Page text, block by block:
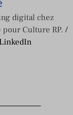
digital chez
Culture RP. /